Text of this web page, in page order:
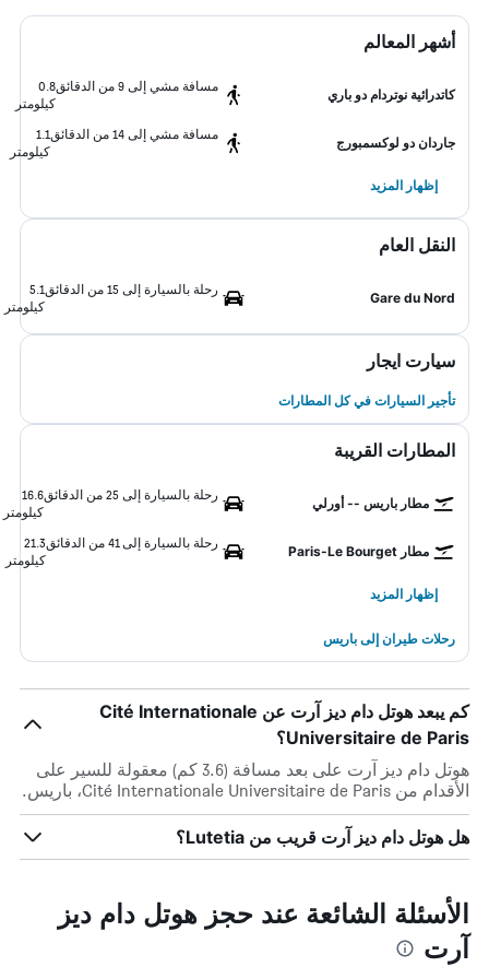
أشهر المعالم
كاتدرائية نوتردام دو باري
مسافة مشي إلى 9 من الدقائق
0.8
كيلومتر
جاردان دو لوكسمبورج
مسافة مشي إلى 14 من الدقائق
1.1
كيلومتر
إظهار المزيد
النقل العام
Gare du Nord
رحلة بالسيارة إلى 15 من الدقائق
5.1
كيلومتر
سيارت ايجار
تأجير السيارات في كل المطارات
المطارات القريبة
مطار باريس -- أورلي
رحلة بالسيارة إلى 25 من الدقائق
16.6
كيلومتر
مطار Paris-Le Bourget
رحلة بالسيارة إلى 41 من الدقائق
21.3
كيلومتر
إظهار المزيد
رحلات طيران إلى باريس
كم يبعد هوتل دام ديز آرت عن Cité Internationale
Universitaire de Paris؟
هوتل دام ديز آرت على بعد مسافة (3.6 كم) معقولة للسير على
الأقدام من Cité Internationale Universitaire de Paris، باريس.
هل هوتل دام ديز آرت قريب من Lutetia؟
الأسئلة الشائعة عند حجز هوتل دام ديز
آرت